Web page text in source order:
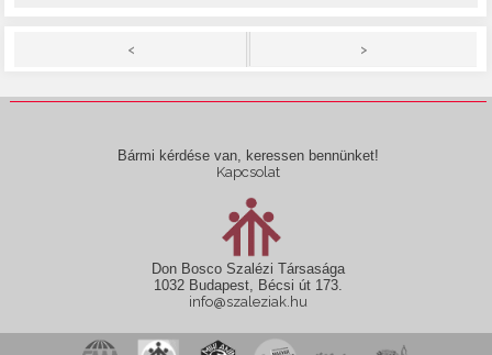
< >
Bármi kérdése van, keressen bennünket!
Kapcsolat
Don Bosco Szalézi Társasága
1032 Budapest, Bécsi út 173.
info@szaleziak.hu